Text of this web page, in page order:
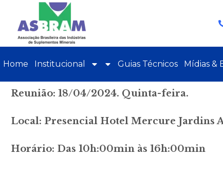
Home Institucional Guias Técnicos Mídias &
Reunião: 18/04/2024. Quinta-feira.
Local: Presencial Hotel Mercure Jardins
Horário: Das 10h:00min às 16h:00min